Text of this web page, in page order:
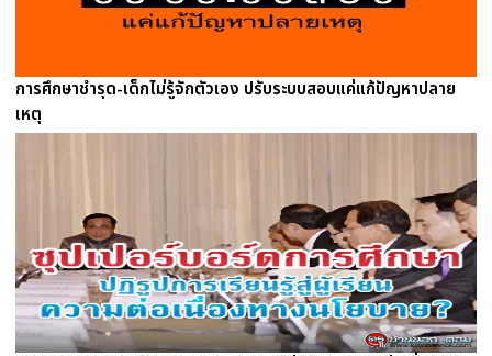
การศึกษาชำรุด-เด็กไม่รู้จักตัวเอง ปรับระบบสอบแค่แก้ปัญหาปลาย
เหตุ